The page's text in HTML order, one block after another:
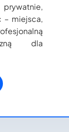
– miejsca,
dla